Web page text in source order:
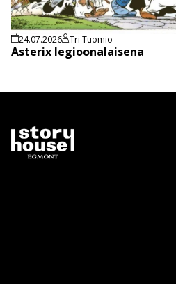
24.07.2026 Tri Tuomio
Asterix legioonalaisena